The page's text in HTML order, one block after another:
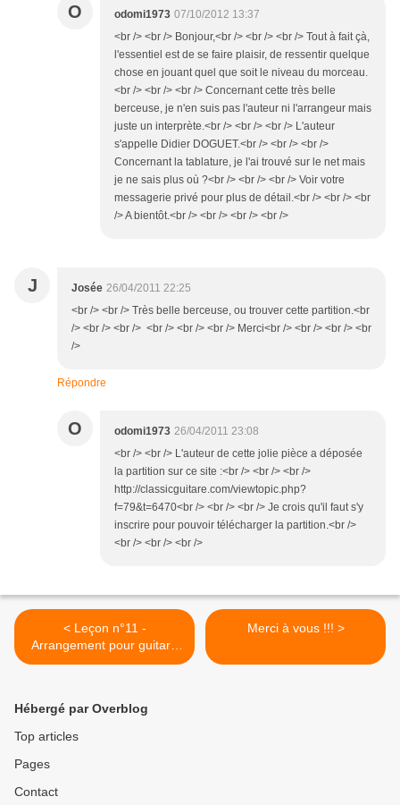
O odomi1973 07/10/2012 13:37
<br /> <br /> Bonjour,<br /> <br /> <br /> Tout à fait çà,
l'essentiel est de se faire plaisir, de ressentir quelque
chose en jouant quel que soit le niveau du morceau.
<br /> <br /> <br /> Concernant cette très belle
berceuse, je n'en suis pas l'auteur ni l'arrangeur mais
juste un interprète.<br /> <br /> <br /> L'auteur
s'appelle Didier DOGUET.<br /> <br /> <br />
Concernant la tablature, je l'ai trouvé sur le net mais
je ne sais plus où ?<br /> <br /> <br /> Voir votre
messagerie privé pour plus de détail.<br /> <br /> <br
/> A bientôt.<br /> <br /> <br /> <br />
J Josée 26/04/2011 22:25
<br /> <br /> Très belle berceuse, ou trouver cette partition.<br
/> <br /> <br /> <br /> <br /> <br /> Merci<br /> <br /> <br /> <br
/>
Répondre
O odomi1973 26/04/2011 23:08
<br /> <br /> L'auteur de cette jolie pièce a déposée
la partition sur ce site :<br /> <br /> <br />
http://classicguitare.com/viewtopic.php?
f=79&t=6470<br /> <br /> <br /> Je crois qu'il faut s'y
inscrire pour pouvoir télécharger la partition.<br />
<br /> <br /> <br />
< Leçon n°11 -
Arrangement pour guitare
(sur Belle île en mer)
Merci à vous !!! >
Hébergé par Overblog
Top articles
Pages
Contact